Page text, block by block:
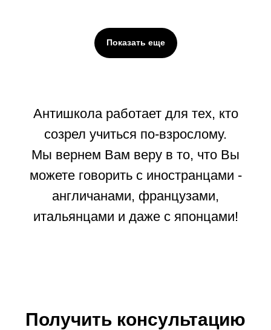
Показать еще
Антишкола работает для тех, кто
созрел учиться по-взрослому.
Мы вернем Вам веру в то, что Вы
можете говорить с иностранцами -
англичанами, французами,
итальянцами и даже с японцами!
Получить консультацию